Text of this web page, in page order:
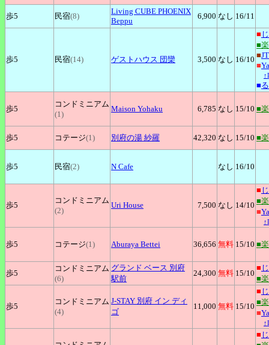
歩5 民宿(8)
Living CUBE PHOENIX
Beppu
6,900 なし 16/11
歩5 民宿(14) ゲストハウス 団欒 3,500 なし 16/10
■
■
■
■
■
歩5
コンドミニアム
(1)
Maison Yohaku 6,785 なし 15/10 ■
歩5 コテージ(1) 別府の湯 紗羅 42,320 なし 15/10 ■
歩5 民宿(2) N Cafe なし 16/10
歩5
コンドミニアム
(2)
Uri House 7,500 なし 14/10
■
■
■
歩5 コテージ(1) Aburaya Bettei 36,656 無料 15/10 ■
歩5
コンドミニアム
(6)
グランド ベース 別府
駅前
24,300 無料 15/10
■
■
歩5
コンドミニアム
(4)
J-STAY 別府 イン ディ
ゴ
11,000 無料 15/10
■
■
■
■